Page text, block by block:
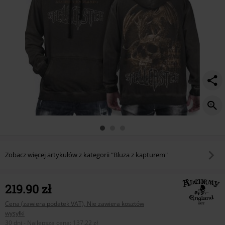
Zobacz więcej artykułów z kategorii "Bluza z kapturem"
219.90 zł
Cena (zawiera podatek VAT), Nie zawiera kosztów
wysyłki
30 dni - Najlepsza cena
137.22 zł